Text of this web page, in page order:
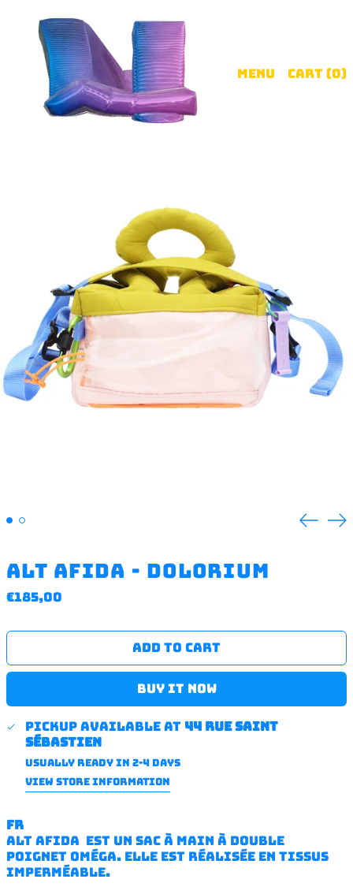
Menu Cart (0)
slide
Alt Afida - dolorium
Regular
€185,00
ADD TO CART
BUY IT NOW
Pickup available at 44 rue saint
sébastien
Usually ready in 2-4 days
VIEW STORE INFORMATION
FR
ALT Afida est un sac à main à double
poignet oméga. Elle est réalisée en tissus
imperméable.